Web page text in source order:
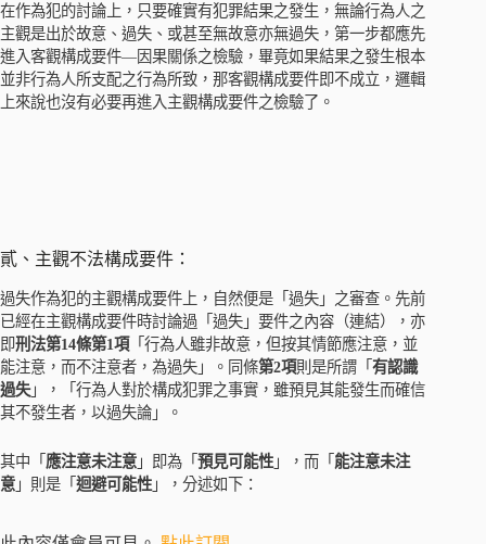
在作為犯的討論上，只要確實有犯罪結果之發生，無論行為人之
主觀是出於故意、過失、或甚至無故意亦無過失，第一步都應先
進入客觀構成要件—因果關係之檢驗，畢竟如果結果之發生根本
並非行為人所支配之行為所致，那客觀構成要件即不成立，邏輯
上來說也沒有必要再進入主觀構成要件之檢驗了。
貳、主觀不法構成要件：
過失作為犯的主觀構成要件上，自然便是「過失」之審查。先前
已經在主觀構成要件時討論過「過失」要件之內容（連結），亦
即刑法第14條第1項 「行為人雖非故意，但按其情節應注意，並
能注意，而不注意者，為過失」。同條第2項則是所謂「有認識
過失」，「行為人對於構成犯罪之事實，雖預見其能發生而確信
其不發生者，以過失論」。
其中「應注意未注意 」即為「預見可能性」，而「 能注意未注
意 」則是「迴避可能性」，分述如下：